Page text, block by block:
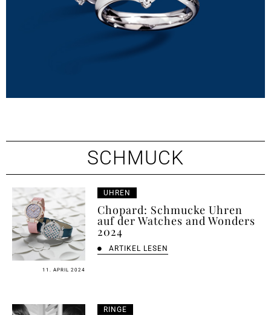
SCHMUCK
11. APRIL 2024
UHREN
Chopard: Schmucke Uhren
auf der Watches and Wonders
2024
ARTIKEL LESEN
RINGE